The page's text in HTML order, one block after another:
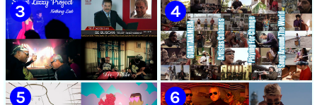
🟡 Chacal - ¨No Volveré¨ -
Videoclip - Dirección: Adrián
Sánchez Ávila
🟡 Adrián Berazaín & Luna
Manzanares - ¨Ya es
después¨ - Videoclip -
Dirección: Lester Hamlet